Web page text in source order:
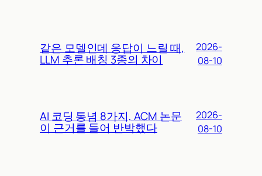
같은 모델인데 응답이 느릴 때,
LLM 추론 배칭 3종의 차이
2026-
08-10
AI 코딩 통념 8가지, ACM 논문
이 근거를 들어 반박했다
2026-
08-10